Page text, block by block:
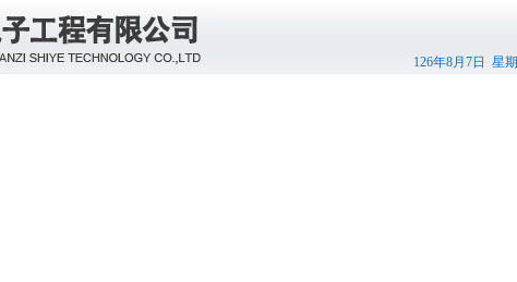
126年8月7日 星